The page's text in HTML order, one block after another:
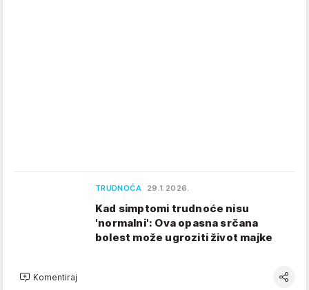
TRUDNOĆA 29.1.2026.
Kad simptomi trudnoće nisu
'normalni': Ova opasna srčana
bolest može ugroziti život majke
Komentiraj